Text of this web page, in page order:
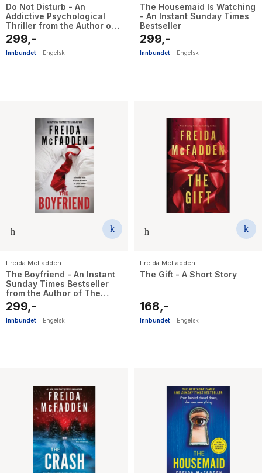
Do Not Disturb - An
Addictive Psychological
Thriller from the Author of
The Housemaid Books
299,-
Innbundet Engelsk
The Housemaid Is Watching
- An Instant Sunday Times
Bestseller
299,-
Innbundet Engelsk
Freida McFadden
The Boyfriend - An Instant
Sunday Times Bestseller
from the Author of The
Housemaid is Watching
299,-
Innbundet Engelsk
Freida McFadden
The Gift - A Short Story
168,-
Innbundet Engelsk